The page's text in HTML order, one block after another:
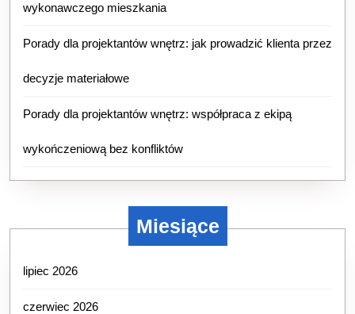
wykonawczego mieszkania
Porady dla projektantów wnętrz: jak prowadzić klienta przez
decyzje materiałowe
Porady dla projektantów wnętrz: współpraca z ekipą
wykończeniową bez konfliktów
Miesiące
lipiec 2026
czerwiec 2026